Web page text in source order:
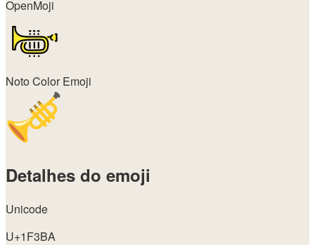
OpenMoji
Noto Color Emoji
Detalhes do emoji
Unicode
U+1F3BA